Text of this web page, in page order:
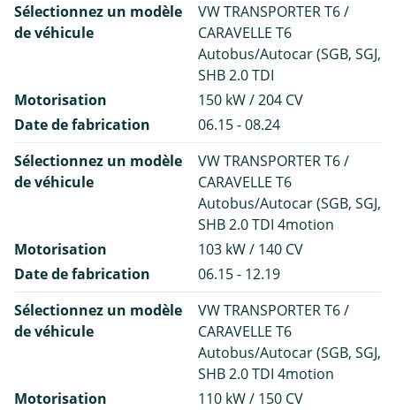
Sélectionnez un modèle
de véhicule
VW TRANSPORTER T6 /
CARAVELLE T6
Autobus/Autocar (SGB, SGJ,
SHB 2.0 TDI
Motorisation
150 kW / 204 CV
Date de fabrication
06.15 - 08.24
Sélectionnez un modèle
de véhicule
VW TRANSPORTER T6 /
CARAVELLE T6
Autobus/Autocar (SGB, SGJ,
SHB 2.0 TDI 4motion
Motorisation
103 kW / 140 CV
Date de fabrication
06.15 - 12.19
Sélectionnez un modèle
de véhicule
VW TRANSPORTER T6 /
CARAVELLE T6
Autobus/Autocar (SGB, SGJ,
SHB 2.0 TDI 4motion
Motorisation
110 kW / 150 CV